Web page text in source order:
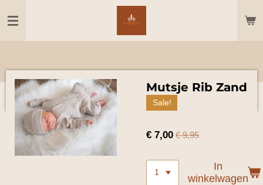
direct
Mutsje Rib Zand
Sale!
€ 7,00 € 9,95
In
winkelwagen